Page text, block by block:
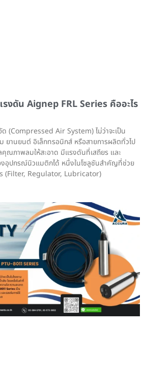
งดัน Aignep FRL Series คืออะไร
(Compressed Air System) ไม่ว่าจะเป็น
ยานยนต์ อิเล็กทรอนิกส์ หรือสายการผลิตทั่วไป
คุณภาพลมให้สะอาด มีแรงดันที่เสถียร และ
งอุปกรณ์นิวแมติกได้ หนึ่งในโซลูชันสำคัญที่ช่วย
(Filter, Regulator, Lubricator)